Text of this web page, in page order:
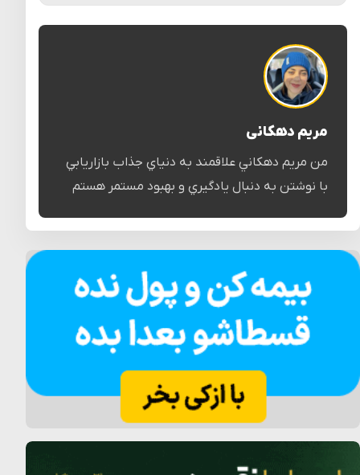
مریم دهکانی
من مريم دهكاني علاقمند به دنياي جذاب بازاريابي
با نوشتن به دنبال يادگيري و بهبود مستمر هستم